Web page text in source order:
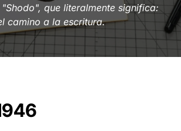
que literalmente significa:
camino a la escritura.